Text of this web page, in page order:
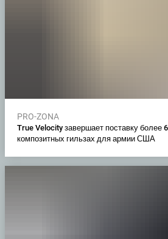
PRO-ZONA
True Velocity завершает поставку более
композитных гильзах для армии США